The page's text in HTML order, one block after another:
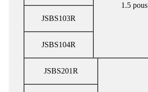
1.5 pous
JSBS103R
JSBS104R
JSBS201R